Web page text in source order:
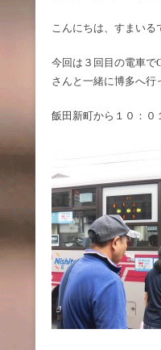
こんにちは、すまいる
今回は３回目の電車で
さんと一緒に博多へ行
飯田新町から１０：０